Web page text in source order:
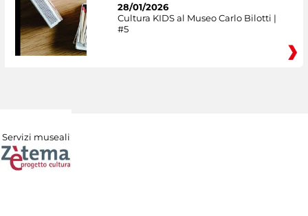
28/01/2026
Cultura KIDS al Museo Carlo Bilotti |
#5
Servizi museali